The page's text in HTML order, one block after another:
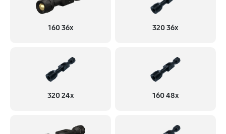
160 36x 320 36x
320 24x 160 48x